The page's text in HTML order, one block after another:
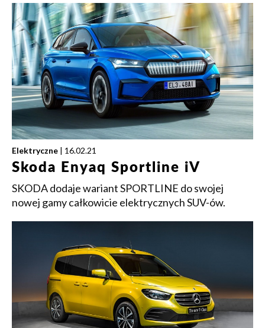
Elektryczne | 16.02.21
Skoda Enyaq Sportline iV
SKODA dodaje wariant SPORTLINE do swojej
nowej gamy całkowicie elektrycznych SUV-ów.